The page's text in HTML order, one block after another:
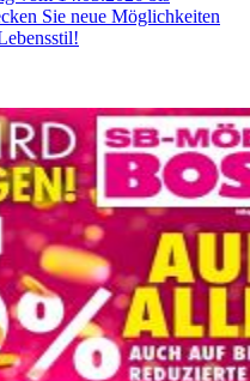
Sie neue Möglichkeiten